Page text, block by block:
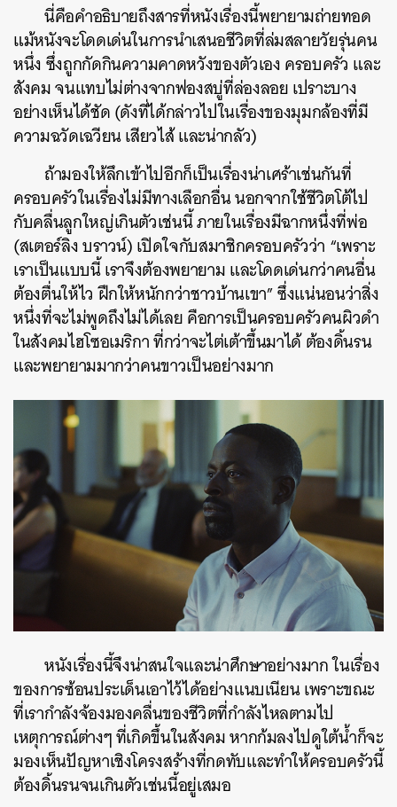
นี่คือคำอธิบายถึงสารที่หนังเรื่องนี้พยายามถ่ายทอด
แม้หนังจะโดดเด่นในการนำเสนอชีวิตที่ล่มสลายวัยรุ่นคน
หนึ่ง ซึ่งถูกกัดกินความคาดหวังของตัวเอง ครอบครัว และ
สังคม จนแทบไม่ต่างจากฟองสบู่ที่ล่องลอย เปราะบาง
อย่างเห็นได้ชัด (ดังที่ได้กล่าวไปในเรื่องของมุมกล้องที่มี
ความฉวัดเฉวียน เสียวไส้ และน่ากลัว)
ถ้ามองให้ลึกเข้าไปอีกก็เป็นเรื่องน่าเศร้าเช่นกันที่
ครอบครัวในเรื่องไม่มีทางเลือกอื่น นอกจากใช้ชีวิตโต้ไป
กับคลื่นลูกใหญ่เกินตัวเช่นนี้ ภายในเรื่องมีฉากหนึ่งที่พ่อ
(สเตอร์ลิง บราวน์) เปิดใจกับสมาชิกครอบครัวว่า “เพราะ
เราเป็นแบบนี้ เราจึงต้องพยายาม และโดดเด่นกว่าคนอื่น
ต้องตื่นให้ไว ฝึกให้หนักกว่าชาวบ้านเขา” ซึ่งแน่นอนว่าสิ่ง
หนึ่งที่จะไม่พูดถึงไม่ได้เลย คือการเป็นครอบครัวคนผิวดำ
ในสังคมไฮโซอเมริกา ที่กว่าจะไต่เต้าขึ้นมาได้ ต้องดิ้นรน
และพยายามมากว่าคนขาวเป็นอย่างมาก
หนังเรื่องนี้จึงน่าสนใจและน่าศึกษาอย่างมาก ในเรื่อง
ของการซ้อนประเด็นเอาไว้ได้อย่างแนบเนียน เพราะขณะ
ที่เรากำลังจ้องมองคลื่นของชีวิตที่กำลังไหลตามไป
เหตุการณ์ต่างๆ ที่เกิดขึ้นในสังคม หากก้มลงไปดูใต้น้ำก็จะ
มองเห็นปัญหาเชิงโครงสร้างที่กดทับและทำให้ครอบครัวนี้
ต้องดิ้นรนจนเกินตัวเช่นนี้อยู่เสมอ